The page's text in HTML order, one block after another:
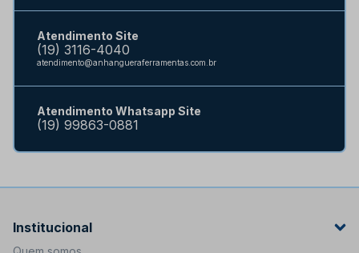
Atendimento Site
(19) 3116-4040
atendimento@anhangueraferramentas.com.br
Atendimento Whatsapp Site
(19) 99863-0881
Institucional